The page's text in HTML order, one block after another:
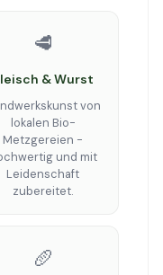
🥩
& Wurst
von
lokalen Bio-
Metzgereien -
und mit
Leidenschaft
zubereitet.
🥖